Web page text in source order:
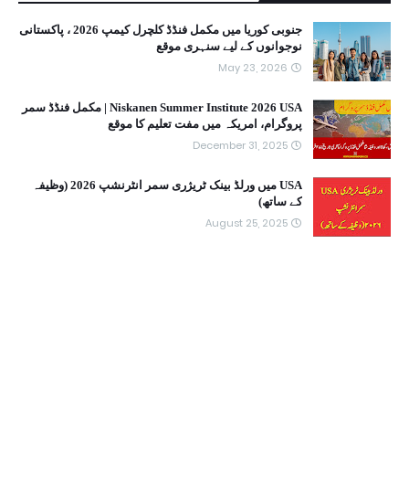
جنوبی کوریا میں مکمل فنڈڈ کلچرل کیمپ 2026 ، پاکستانی
نوجوانوں کے لیے سنہری موقع
May 23, 2026
Niskanen Summer Institute 2026 USA | مکمل فنڈڈ سمر
پروگرام، امریکہ میں مفت تعلیم کا موقع
December 31, 2025
USA میں ورلڈ بینک ٹریژری سمر انٹرنشپ 2026 (وظیفہ
کے ساتھ)
August 25, 2025